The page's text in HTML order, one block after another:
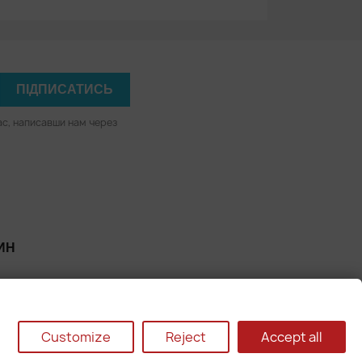
написавши нам через
Customize Reject Accept all